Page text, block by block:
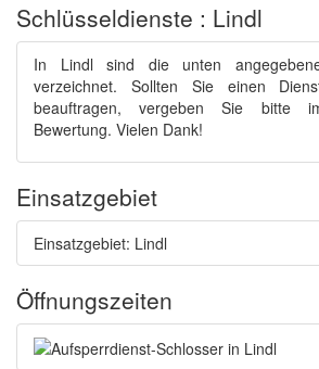
Schlüsseldienste : Lindl
In Lindl sind die unten
verzeichnet. Sollten Sie einen
beauftragen, vergeben Sie bitte
Bewertung. Vielen Dank!
Einsatzgebiet
Einsatzgebiet: Lindl
Öffnungszeiten